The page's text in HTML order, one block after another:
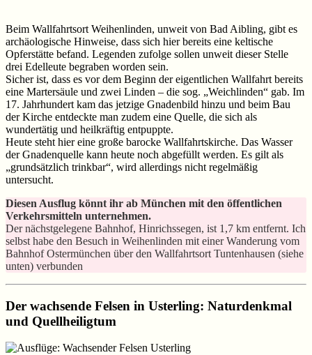
Beim Wallfahrtsort Weihenlinden, unweit von Bad Aibling, gibt es
archäologische Hinweise, dass sich hier bereits eine keltische
Opferstätte befand. Legenden zufolge sollen unweit dieser Stelle
drei Edelleute begraben worden sein.
Sicher ist, dass es vor dem Beginn der eigentlichen Wallfahrt bereits
eine Martersäule und zwei Linden – die sog. „Weichlinden“ gab. Im
17. Jahrhundert kam das jetzige Gnadenbild hinzu und beim Bau
der Kirche entdeckte man zudem eine Quelle, die sich als
wundertätig und heilkräftig entpuppte.
Heute steht hier eine große barocke Wallfahrtskirche. Das Wasser
der Gnadenquelle kann heute noch abgefüllt werden. Es gilt als
„grundsätzlich trinkbar“, wird allerdings nicht regelmäßig
untersucht.
Diesen Ausflug könnt ihr ab München mit den öffentlichen
Verkehrsmitteln unternehmen.
Der nächstgelegene Bahnhof, Hinrichssegen, ist 1,7 km entfernt. Ich
selbst habe den Besuch in Weihenlinden mit einer Wanderung vom
Bahnhof Ostermünchen über den Wallfahrtsort Tuntenhausen (siehe
unten) verbunden
Der wachsende Felsen in Usterling: Naturdenkmal
und Quellheiligtum